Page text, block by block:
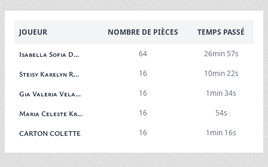
JOUEUR NOMBRE DE PIÈCES TEMPS PASSÉ
Isabella Sofia D... 64 26min 57s
Steisy Karelyn R... 16 10min 22s
Gia Valeria Vela... 16 1min 34s
Maria Celeste Kr... 16 54s
CARTON COLETTE 16 1min 16s